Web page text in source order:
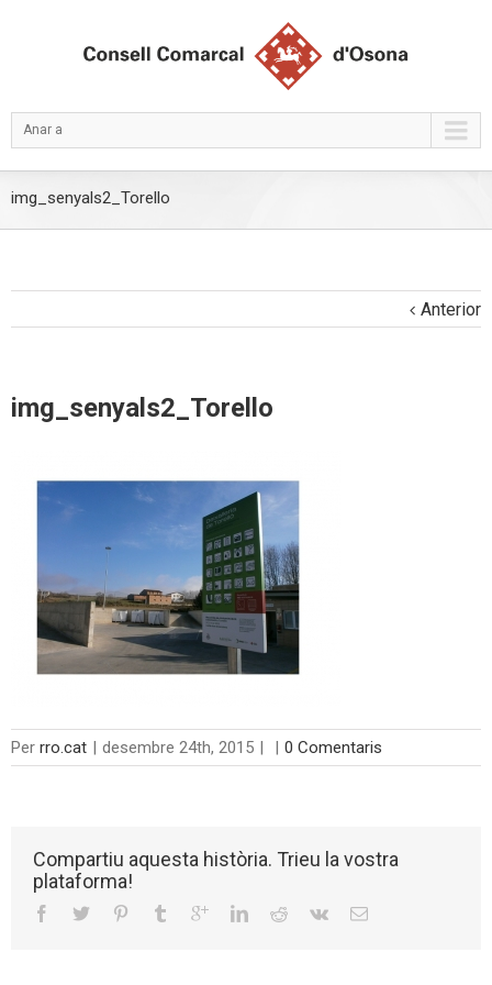
Anar a
img_senyals2_Torello
Anterior
img_senyals2_Torello
Per rro.cat | desembre 24th, 2015 | | 0 Comentaris
Compartiu aquesta història. Trieu la vostra
plataforma!